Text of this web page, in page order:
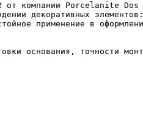
от компании Porcelanite
декоративных
применение в
основания, точности